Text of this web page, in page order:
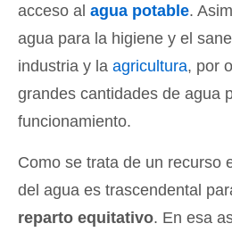
acceso al agua potable.
agua para la higiene y el
industria y la agricultura, por
grandes cantidades de agua
funcionamiento.
Como se trata de un recurso
del agua es trascendental
reparto equitativo. En esa